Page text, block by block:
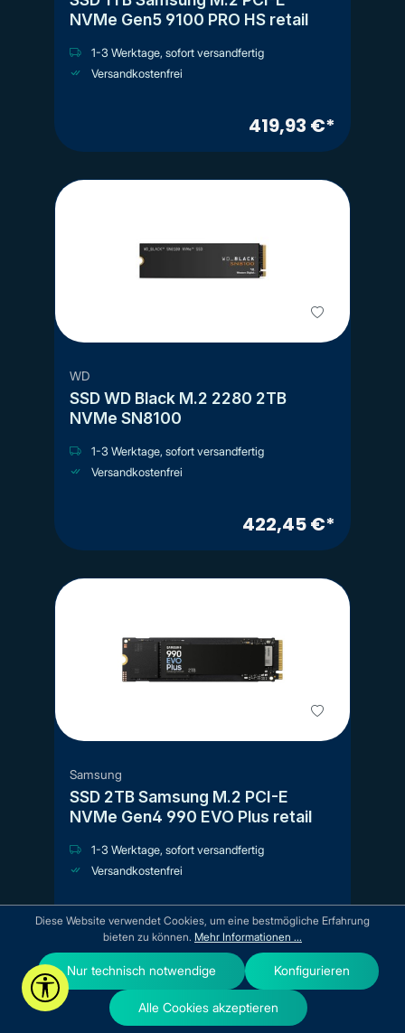
NVMe Gen5 9100 PRO HS retail
1-3 Werktage, sofort versandfertig
Versandkostenfrei
419,93 €*
WD
SSD WD Black M.2 2280 2TB
NVMe SN8100
1-3 Werktage, sofort versandfertig
Versandkostenfrei
422,45 €*
Samsung
SSD 2TB Samsung M.2 PCI-E
NVMe Gen4 990 EVO Plus retail
1-3 Werktage, sofort versandfertig
Versandkostenfrei
437,80 €*
Werkzeugleiste anzeigen
Diese Website verwendet Cookies, um eine bestmögliche Erfahrung
bieten zu können. Mehr Informationen ...
Nur technisch notwendige Konfigurieren
Alle Cookies akzeptieren